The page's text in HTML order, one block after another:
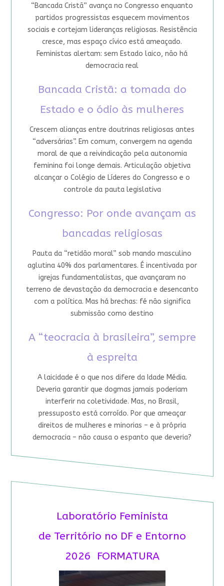
“Bancada Cristã” avança no Congresso enquanto
partidos progressistas esquecem movimentos
sociais e cortejam lideranças religiosas. Resistência
cresce, mas espaço cívico está ameaçado.
Feministas alertam: sem Estado laico, não há
democracia real
Bancada Cristã: a tomada do
Estado e o ódio às mulheres
Crescem alianças entre doutrinas religiosas antes
“adversárias”. Em comum, convergem na agenda
moral de que a reivindicação pela autonomia
feminina foi longe demais. Articulação objetiva
alcançar o Colégio de Líderes do Congresso e o
controle da pauta legislativa
Congresso: Por onde avançam as
bancadas religiosas
Pauta da “retidão moral” sob mando masculino
aglutina 40% dos parlamentares. É incentivada por
igrejas fundamentalistas, que avançaram no
terreno de devastação da democracia e desencanto
com a política. Mas há brechas: fé não significa
submissão como destino
A “teocracia à brasileira”, sempre
à espreita
A laicidade é o que nos difere da Idade Média.
Deveria garantir que dogmas jamais poderiam
interferir na coletividade. Mas, no Brasil,
pressuposto está corroído. Por que ameaçar
direitos de mulheres e minorias – e à própria
democracia – não causa o espanto que deveria?
Laboratório Feminista
de Território no DF e Entorno
2026 FORMATURA